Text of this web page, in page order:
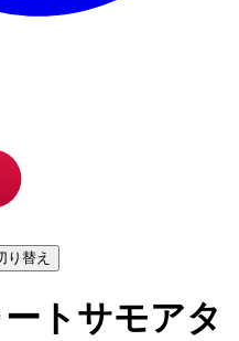
り替え
トサモアタ